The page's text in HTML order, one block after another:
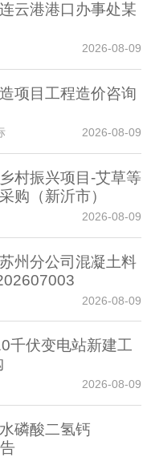
云港港口办事处某
2026-08-09
项目工程造价咨询
2026-08-09
村振兴项目-艾草等
购（新沂市）
2026-08-09
州分公司混凝土料
2026-08-09
千伏变电站新建工
2026-08-09
磷酸二氢钙